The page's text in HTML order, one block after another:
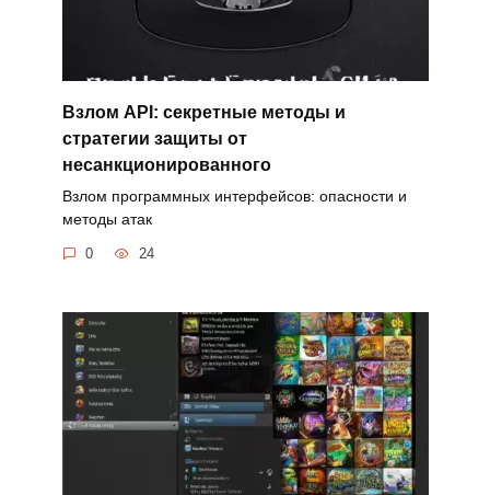
Взлом API: секретные методы и
стратегии защиты от
несанкционированного
Взлом программных интерфейсов: опасности и
методы атак
0 24